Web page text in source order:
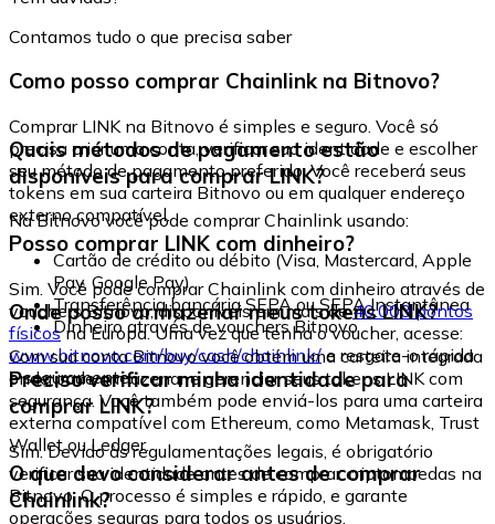
Contamos tudo o que precisa saber
Como posso comprar Chainlink na Bitnovo?
Comprar LINK na Bitnovo é simples e seguro. Você só
precisa criar uma conta, verificar sua identidade e escolher
seu método de pagamento preferido. Você receberá seus
tokens em sua carteira Bitnovo ou em qualquer endereço
externo compatível.
Quais métodos de pagamento estão
disponíveis para comprar LINK?
Na Bitnovo você pode comprar Chainlink usando:
Cartão de crédito ou débito (Visa, Mastercard, Apple
Pay, Google Pay)
Transferência bancária SEPA ou SEPA Instantânea
Dinheiro através de vouchers Bitnovo
Posso comprar LINK com dinheiro?
Sim. Você pode comprar Chainlink com dinheiro através de
vouchers Bitnovo, disponíveis em mais de40.000 pontos
físicosna Europa. Uma vez que tenha o voucher, acesse:
www.bitnovo.com/buy/cash/chainlink/e resgate-o rápida
e seguramente.
Onde posso armazenar meus tokens LINK?
Com sua conta Bitnovo você obtém uma carteira integrada
onde pode armazenar e gerenciar seus tokens LINK com
segurança. Você também pode enviá-los para uma carteira
externa compatível com Ethereum, como Metamask, Trust
Wallet ou Ledger.
Preciso verificar minha identidade para
comprar LINK?
Sim. Devido às regulamentações legais, é obrigatório
verificar sua identidade antes de comprar criptomoedas na
Bitnovo. O processo é simples e rápido, e garante
operações seguras para todos os usuários.
O que devo considerar antes de comprar
Chainlink?